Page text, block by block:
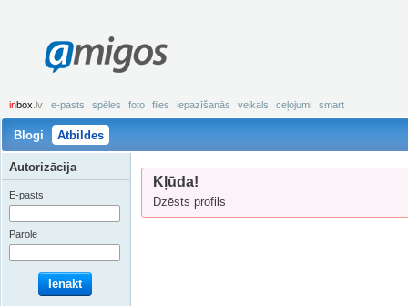
amigos
inbox .lv e-pasts spēles foto files iepazīšanās veikals ceļojumi smart
Blogi Atbildes
Kļūda!
Dzēsts profils
Autorizācija
E-pasts
Parole
Ienākt